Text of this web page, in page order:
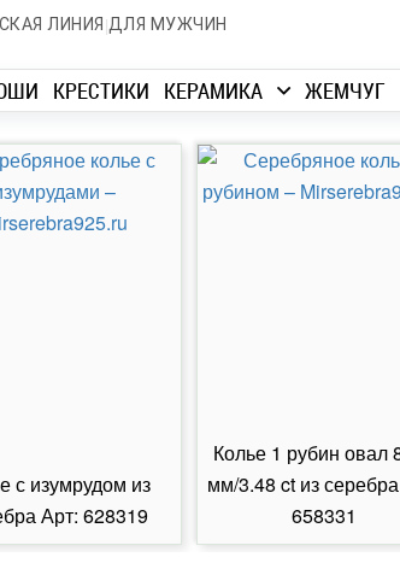
ЛИНИЯ |ДЛЯ МУЖЧИН
КРЕСТИКИ КЕРАМИКА ЖЕМЧУГ
с изумрудом из
Арт: 628319
Колье 1 рубин овал
мм/3.48 ct из
658331